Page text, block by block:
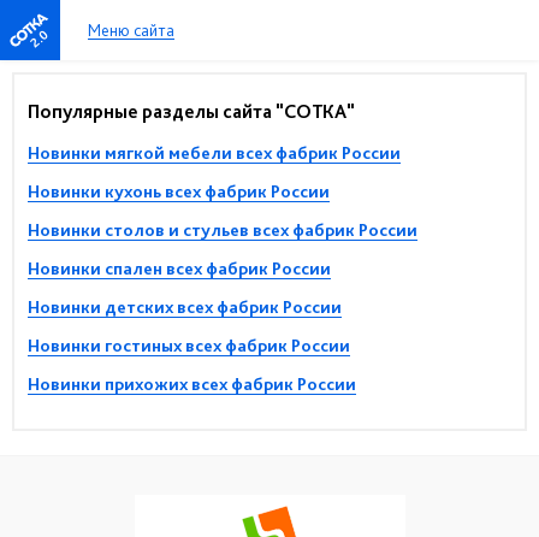
2.0 Меню сайта
Популярные разделы сайта "СОТКА"
Новинки мягкой мебели всех фабрик России
Новинки кухонь всех фабрик России
Новинки столов и стульев всех фабрик России
Новинки спален всех фабрик России
Новинки детских всех фабрик России
Новинки гостиных всех фабрик России
Новинки прихожих всех фабрик России